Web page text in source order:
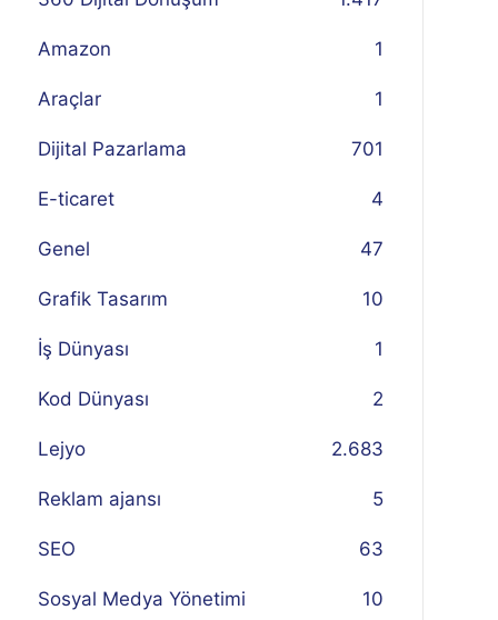
Amazon 1
Araçlar 1
Dijital Pazarlama 701
E-ticaret 4
Genel 47
Grafik Tasarım 10
İş Dünyası 1
Kod Dünyası 2
Lejyo 2.683
Reklam ajansı 5
SEO 63
Sosyal Medya Yönetimi 10